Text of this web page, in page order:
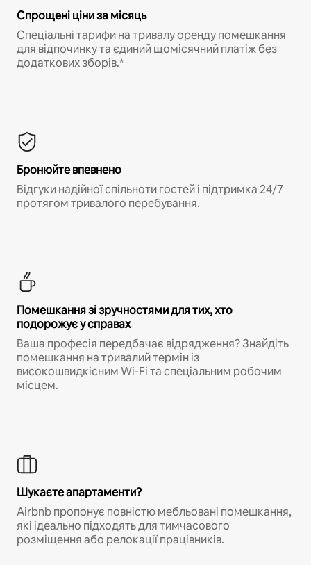
Спрощені ціни за місяць
Спеціальні тарифи на тривалу оренду помешкання
для відпочинку та єдиний щомісячний платіж без
додаткових зборів.*
Бронюйте впевнено
Відгуки надійної спільноти гостей і підтримка 24/7
протягом тривалого перебування.
Помешкання зі зручностями для тих, хто
подорожує у справах
Ваша професія передбачає відрядження? Знайдіть
помешкання на тривалий термін із
високошвидкісним Wi-Fi та спеціальним робочим
місцем.
Шукаєте апартаменти?
Airbnb пропонує повністю мебльовані помешкання,
які ідеально підходять для тимчасового
розміщення або релокації працівників.